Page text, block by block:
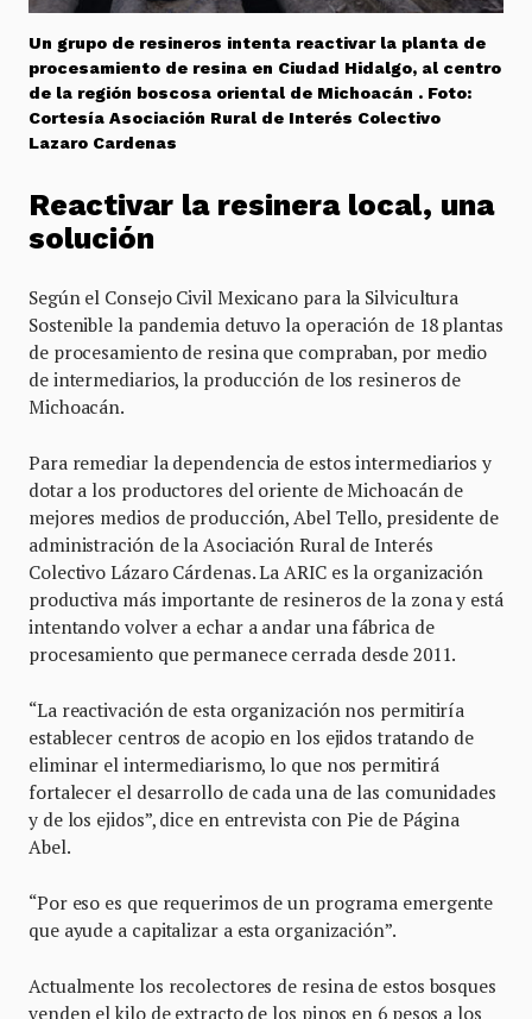
Un grupo de resineros intenta reactivar la planta de
procesamiento de resina en Ciudad Hidalgo, al centro
de la región boscosa oriental de Michoacán . Foto:
Cortesía Asociación Rural de Interés Colectivo
Lazaro Cardenas
Reactivar la resinera local, una
solución
Según el Consejo Civil Mexicano para la Silvicultura
Sostenible la pandemia detuvo la operación de 18 plantas
de procesamiento de resina que compraban, por medio
de intermediarios, la producción de los resineros de
Michoacán.
Para remediar la dependencia de estos intermediarios y
dotar a los productores del oriente de Michoacán de
mejores medios de producción, Abel Tello, presidente de
administración de la Asociación Rural de Interés
Colectivo Lázaro Cárdenas. La ARIC es la organización
productiva más importante de resineros de la zona y está
intentando volver a echar a andar una fábrica de
procesamiento que permanece cerrada desde 2011.
“La reactivación de esta organización nos permitiría
establecer centros de acopio en los ejidos tratando de
eliminar el intermediarismo, lo que nos permitirá
fortalecer el desarrollo de cada una de las comunidades
y de los ejidos”, dice en entrevista con Pie de Página
Abel.
“Por eso es que requerimos de un programa emergente
que ayude a capitalizar a esta organización”.
Actualmente los recolectores de resina de estos bosques
venden el kilo de extracto de los pinos en 6 pesos a los